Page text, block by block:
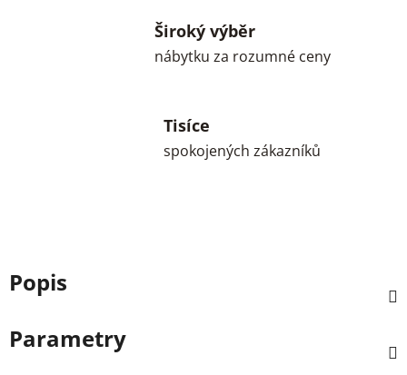
Široký výběr
nábytku za rozumné ceny
Tisíce
spokojených zákazníků
Popis
Parametry